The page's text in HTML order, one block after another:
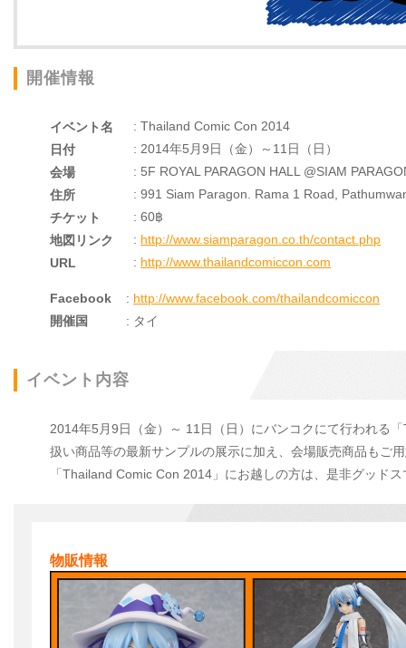
開催情報
イベント名
: Thailand Comic Con 2014
日付
: 2014年5月9日（金）～11日（日）
会場
: 5F ROYAL PARAGON HALL @SIAM
住所
: 991 Siam Paragon. Rama 1 Road,
チケット
: 60฿
地図リンク
: http://www.siamparagon.co.th/contact.php
URL
: http://www.thailandcomiccon.com
Facebook : http://www.facebook.com/thailandcomiccon
開催国
: タイ
イベント内容
2014年5月9日（金）～ 11日（日）にバンコクにて行われる
扱い商品等の最新サンプルの展示に加え、会場販売商品もご
「Thailand Comic Con 2014」にお越しの方は、是非グッド
物販情報